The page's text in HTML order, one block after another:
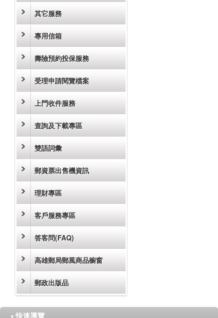
其它服務
專用信箱
壽險預約投保服務
受理申請閱覽檔案
上門收件服務
查詢及下載專區
雙語詞彙
郵資票出售機資訊
理財專區
客戶服務專區
答客問(FAQ)
高雄郵局郵風商品櫥窗
郵政出版品
▼ 快速導覽